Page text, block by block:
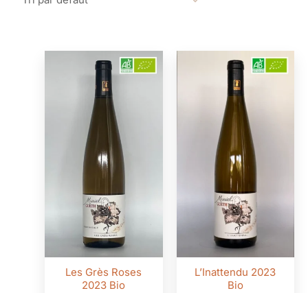
Les Grès Roses
2023 Bio
L’Inattendu 2023
Bio